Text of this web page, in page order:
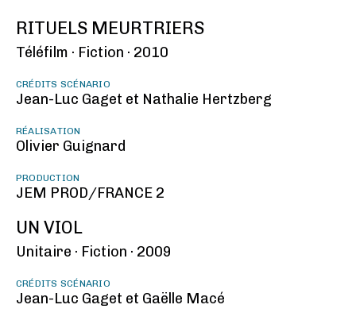
RITUELS MEURTRIERS
Téléfilm · Fiction · 2010
CRÉDITS SCÉNARIO
Jean-Luc Gaget et Nathalie Hertzberg
RÉALISATION
Olivier Guignard
PRODUCTION
JEM PROD/FRANCE 2
UN VIOL
Unitaire · Fiction · 2009
CRÉDITS SCÉNARIO
Jean-Luc Gaget et Gaëlle Macé